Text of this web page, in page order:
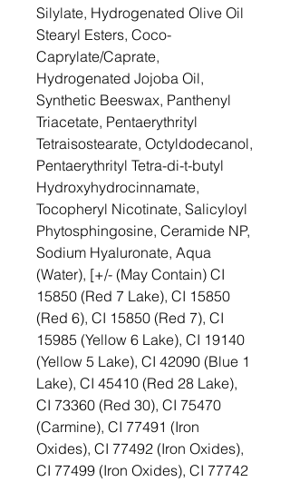
Silylate, Hydrogenated Olive Oil
Stearyl Esters, Coco-
Caprylate/Caprate,
Hydrogenated Jojoba Oil,
Synthetic Beeswax, Panthenyl
Triacetate, Pentaerythrityl
Tetraisostearate, Octyldodecanol,
Pentaerythrityl Tetra-di-t-butyl
Hydroxyhydrocinnamate,
Tocopheryl Nicotinate, Salicyloyl
Phytosphingosine, Ceramide NP,
Sodium Hyaluronate, Aqua
(Water), [+/- (May Contain) CI
15850 (Red 7 Lake), CI 15850
(Red 6), CI 15850 (Red 7), CI
15985 (Yellow 6 Lake), CI 19140
(Yellow 5 Lake), CI 42090 (Blue 1
Lake), CI 45410 (Red 28 Lake),
CI 73360 (Red 30), CI 75470
(Carmine), CI 77491 (Iron
Oxides), CI 77492 (Iron Oxides),
CI 77499 (Iron Oxides), CI 77742